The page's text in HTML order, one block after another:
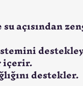
açısından
içerir.
destekler.